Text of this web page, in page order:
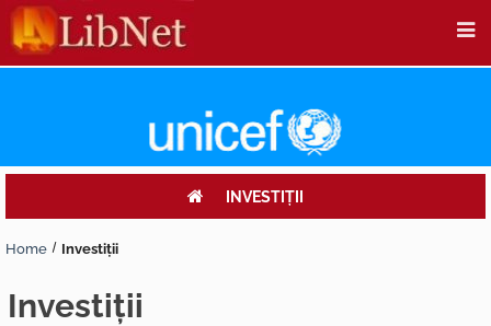
INVESTIŢII
Home Investiţii
investiţii